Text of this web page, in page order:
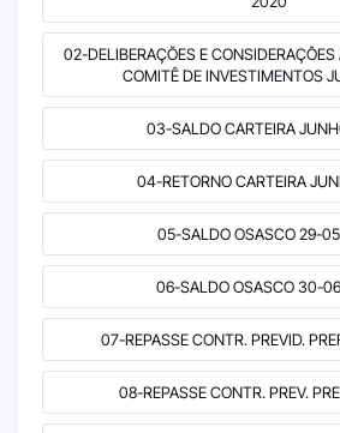
02-DELIBERAÇÕES E
COMITÊ DE INVESTIMENTOS
03-SALDO CARTEIRA
04-RETORNO CARTEIRA
05-SALDO OSASCO 29-
06-SALDO OSASCO 30-
07-REPASSE CONTR. PREVID.
08-REPASSE CONTR. PREV.